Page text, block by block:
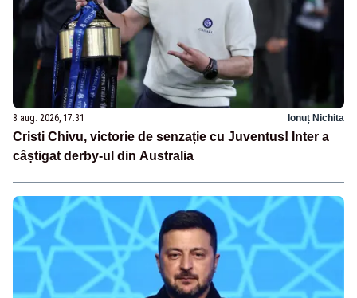
8 aug. 2026, 17:31 Ionuț Nichita
Cristi Chivu, victorie de senzație cu Juventus! Inter a
câștigat derby-ul din Australia